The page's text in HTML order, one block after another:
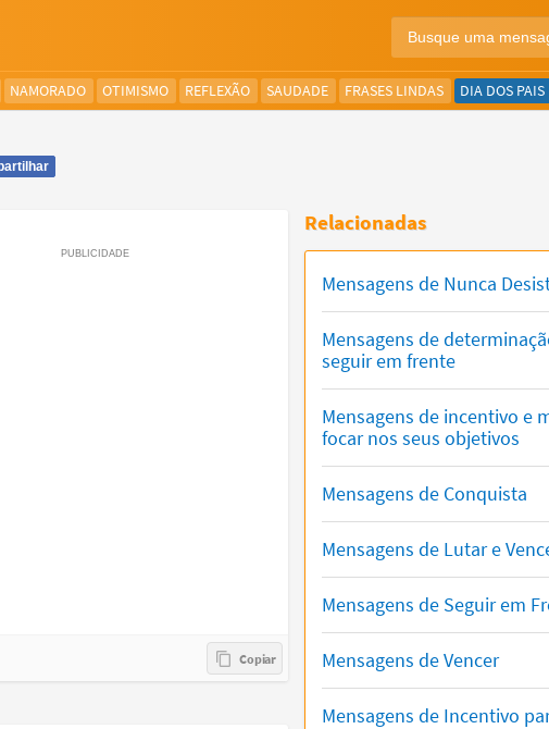
NAMORADO OTIMISMO REFLEXÃO SAUDADE FRASES LINDAS DIA DOS PAIS
Relacionadas
Mensagens de Nunca
Mensagens de
seguir em frente
Mensagens de incentivo e
focar nos seus objetivos
Mensagens de Conquista
Mensagens de Lutar e
Mensagens de Seguir em
Mensagens de Vencer
Mensagens de Incentivo